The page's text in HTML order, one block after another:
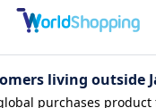
お気に入り商品を確認する